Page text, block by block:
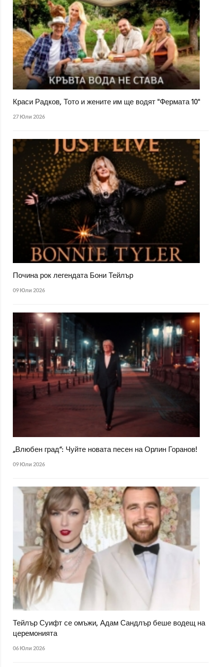
Краси Радков, Тото и жените им ще водят "Фермата 10"
27 Юли 2026
Почина рок легендата Бони Тейлър
09 Юли 2026
„Влюбен град“: Чуйте новата песен на Орлин Горанов!
09 Юли 2026
Тейлър Суифт се омъжи, Адам Сандлър беше водещ на
церемонията
06 Юли 2026